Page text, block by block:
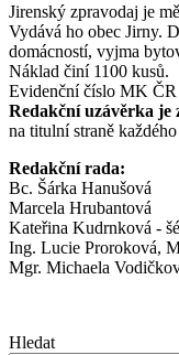
Jirenský zpravodaj je
Vydává ho obec Jirny.
domácností, vyjma
Náklad činí 1100 kusů.
Evidenční číslo MK ČR
Redakční uzávěrka je
na titulní straně
Redakční rada:
Bc. Šárka Hanušová
Marcela Hrubantová
Kateřina Kudrnková -
Ing. Lucie Proroková,
Mgr. Michaela
Hledat